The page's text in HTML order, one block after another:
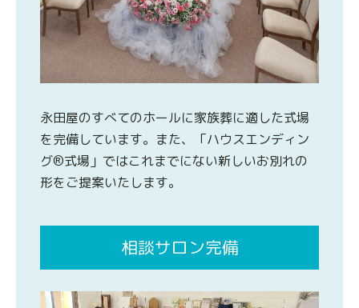
永田屋のすべてのホールに家族葬に適した式場
を完備しています。また、「ハウスエンディン
グ®式場」ではこれまでにない新しいお別れの
形をご提案いたします。
相談サロン完備